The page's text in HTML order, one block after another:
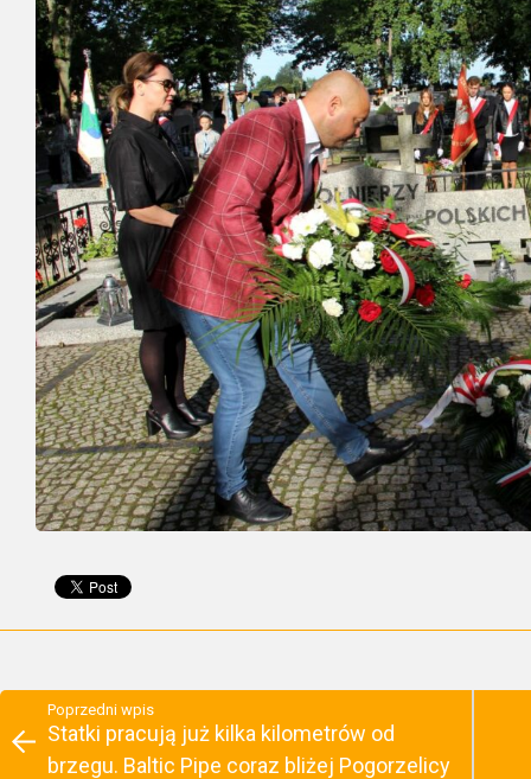
Poprzedni wpis
Statki pracują już kilka kilometrów od
brzegu. Baltic Pipe coraz bliżej Pogorzelicy